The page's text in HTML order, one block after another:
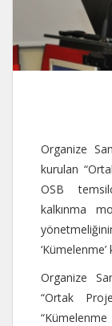
Organize
kurulan
OSB
kalkınma
‘Kümelenme’
Organize
“Ortak
“Kümelenme